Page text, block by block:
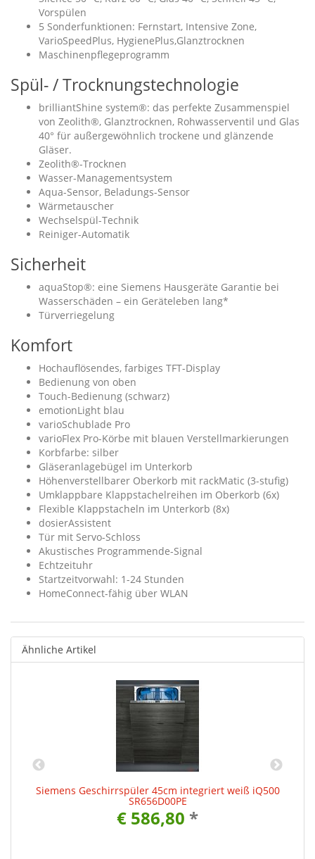
Vorspülen
5 Sonderfunktionen: Fernstart, Intensive Zone,
VarioSpeedPlus, HygienePlus,Glanztrocknen
Maschinenpflegeprogramm
Spül- / Trocknungstechnologie
brilliantShine system®: das perfekte Zusammenspiel
von Zeolith®, Glanztrocknen, Rohwasserventil und Glas
40° für außergewöhnlich trockene und glänzende
Gläser.
Zeolith®-Trocknen
Wasser-Managementsystem
Aqua-Sensor, Beladungs-Sensor
Wärmetauscher
Wechselspül-Technik
Reiniger-Automatik
Sicherheit
aquaStop®: eine Siemens Hausgeräte Garantie bei
Wasserschäden – ein Geräteleben lang*
Türverriegelung
Komfort
Hochauflösendes, farbiges TFT-Display
Bedienung von oben
Touch-Bedienung (schwarz)
emotionLight blau
varioSchublade Pro
varioFlex Pro-Körbe mit blauen Verstellmarkierungen
Korbfarbe: silber
Gläseranlagebügel im Unterkorb
Höhenverstellbarer Oberkorb mit rackMatic (3-stufig)
Umklappbare Klappstachelreihen im Oberkorb (6x)
Flexible Klappstacheln im Unterkorb (8x)
dosierAssistent
Tür mit Servo-Schloss
Akustisches Programmende-Signal
Echtzeituhr
Startzeitvorwahl: 1-24 Stunden
HomeConnect-fähig über WLAN
Ähnliche Artikel
Siemens Geschirrspüler 45cm integriert weiß iQ500
SR656D00PE
€ 586,80 *